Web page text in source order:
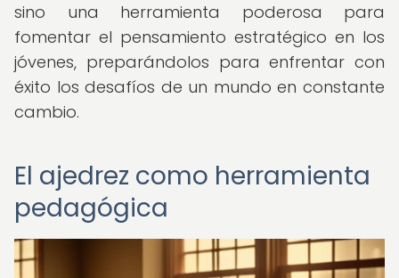
sino una herramienta poderosa para
fomentar el pensamiento estratégico en los
jóvenes, preparándolos para enfrentar con
éxito los desafíos de un mundo en constante
cambio.
El ajedrez como herramienta
pedagógica